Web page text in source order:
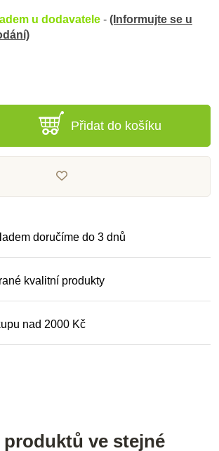
u dodavatele - (Informujte se u
Přidat do košíku
doručíme do 3 dnů
kvalitní produkty
nad 2000 Kč
produktů ve stejné